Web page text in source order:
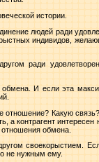
истории.
людей ради
индивидов,
ради
И если эта
Какую
а контрагент интересен
отношения обмена.
своекорыстием.
не нужным ему.